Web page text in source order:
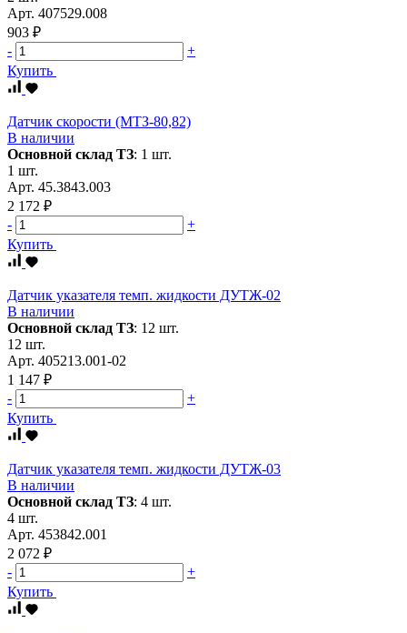
Арт. 407529.008
903 ₽
-
+
Купить
Датчик скорости (МТЗ-80,82)
В наличии
Основной склад ТЗ: 1 шт.
1 шт.
Арт. 45.3843.003
2 172 ₽
-
+
Купить
Датчик указателя темп. жидкости ДУТЖ-02
В наличии
Основной склад ТЗ: 12 шт.
12 шт.
Арт. 405213.001-02
1 147 ₽
-
+
Купить
Датчик указателя темп. жидкости ДУТЖ-03
В наличии
Основной склад ТЗ: 4 шт.
4 шт.
Арт. 453842.001
2 072 ₽
-
+
Купить